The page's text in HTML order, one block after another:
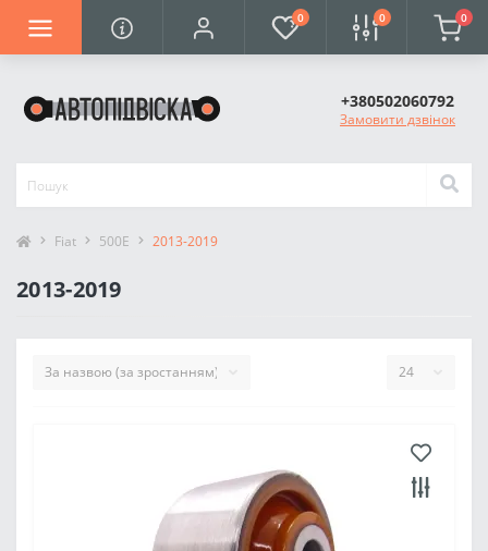
0 0 0
+380502060792
Замовити дзвінок
Fiat 500E 2013-2019
2013-2019